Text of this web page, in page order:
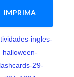
IMPRIMA
ATIVIDADE